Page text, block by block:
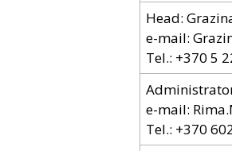
Head:
e-mail:
Tel.: +370 5
e-mail:
Tel.: +370